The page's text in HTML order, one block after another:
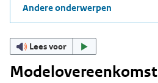
Andere onderwerpen
Lees voor
Modelovereenkomst